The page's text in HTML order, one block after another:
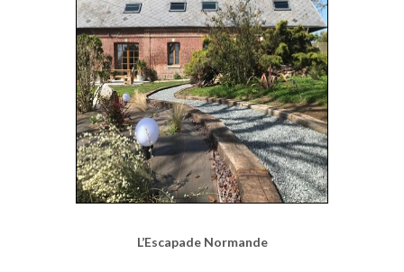
L’Escapade Normande